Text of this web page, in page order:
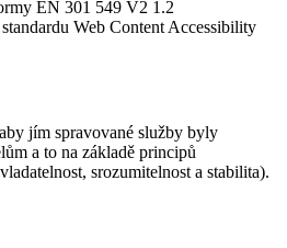
EN 301 549 V2 1.2
Web Content Accessibility
jím spravované služby byly
a to na základě principů
srozumitelnost a stabilita).